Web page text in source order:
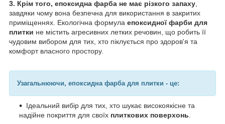
3. Крім того, епоксидна фарба не має різкого запаху,
завдяки чому вона безпечна для використання в закритих
приміщеннях. Екологічна формула епоксидної фарби для
плитки не містить агресивних летких речовин, що робить її
чудовим вибором для тих, хто піклується про здоров'я та
комфорт власного простору.
Узагальнюючи, епоксидна фарба для плитки - це:
Ідеальний вибір для тих, хто шукає високоякісне та
надійне покриття для своїх плиткових поверхонь.